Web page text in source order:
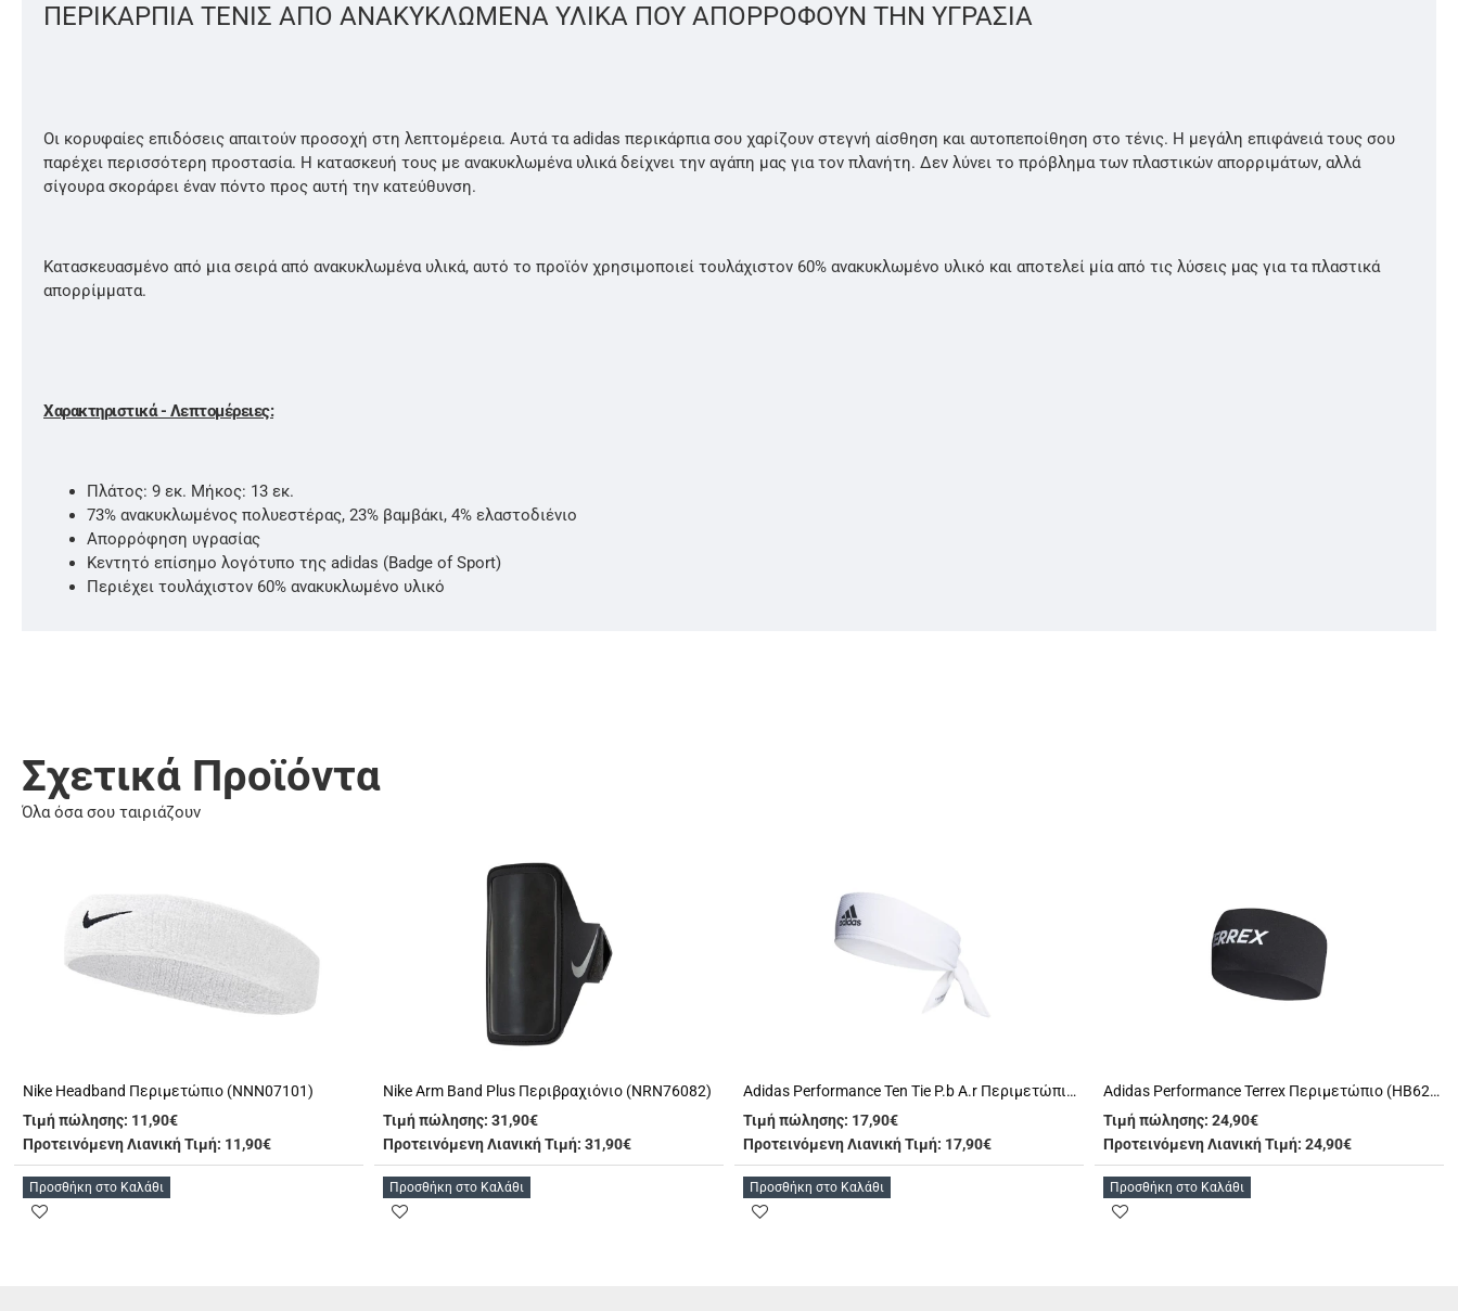
ΠΕΡΙΚΑΡΠΙΑ ΤΕΝΙΣ ΑΠΟ ΑΝΑΚΥΚΛΩΜΕΝΑ ΥΛΙΚΑ ΠΟΥ ΑΠΟΡΡΟΦΟΥΝ ΤΗΝ ΥΓΡΑΣΙΑ
Οι κορυφαίες επιδόσεις απαιτούν προσοχή στη λεπτομέρεια. Αυτά τα adidas περικάρπια σου χαρίζουν στεγνή αίσθηση και αυτοπεποίθηση στο τένις. Η μεγάλη επιφάνειά τους σου
παρέχει περισσότερη προστασία. Η κατασκευή τους με ανακυκλωμένα υλικά δείχνει την αγάπη μας για τον πλανήτη. Δεν λύνει το πρόβλημα των πλαστικών απορριμάτων, αλλά
σίγουρα σκοράρει έναν πόντο προς αυτή την κατεύθυνση.
Κατασκευασμένο από μια σειρά από ανακυκλωμένα υλικά, αυτό το προϊόν χρησιμοποιεί τουλάχιστον 60% ανακυκλωμένο υλικό και αποτελεί μία από τις λύσεις μας για τα πλαστικά
απορρίμματα.
Χαρακτηριστικά - Λεπτομέρειες:
Πλάτος: 9 εκ. Μήκος: 13 εκ.
73% ανακυκλωμένος πολυεστέρας, 23% βαμβάκι, 4% ελαστοδιένιο
Απορρόφηση υγρασίας
Κεντητό επίσημο λογότυπο της adidas (Badge of Sport)
Περιέχει τουλάχιστον 60% ανακυκλωμένο υλικό
Σχετικά Προϊόντα
Όλα όσα σου ταιριάζουν
Nike Headband Περιμετώπιο (NNN07101)
Τιμή πώλησης: 11,90€
Προτεινόμενη Λιανική Τιμή: 11,90€
Προσθήκη στο Καλάθι
Nike Arm Band Plus Περιβραχιόνιο (NRN76082)
Τιμή πώλησης: 31,90€
Προτεινόμενη Λιανική Τιμή: 31,90€
Προσθήκη στο Καλάθι
Adidas Performance Ten Tie P.b A.r Περιμετώπιο (HD9128)
Τιμή πώλησης: 17,90€
Προτεινόμενη Λιανική Τιμή: 17,90€
Προσθήκη στο Καλάθι
Adidas Performance Terrex Περιμετώπιο (HB6256)
Τιμή πώλησης: 24,90€
Προτεινόμενη Λιανική Τιμή: 24,90€
Προσθήκη στο Καλάθι